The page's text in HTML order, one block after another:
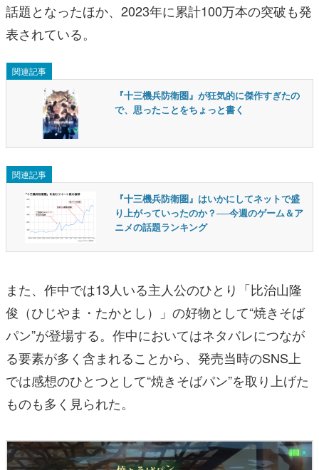
話題となったほか、2023年に累計100万本の突破も発
表されている。
関連記事
『十三機兵防衛圏』が狂気的に傑作すぎたの
で、思ったことをちょっと書く
関連記事
『十三機兵防衛圏』はいかにしてネットで盛
り上がっていったのか？──今週のゲーム＆ア
ニメの話題ランキング
また、作中では13人いる主人公のひとり「比治山隆
俊（ひじやま・たかとし）」の好物として“焼きそば
パン”が登場する。作中においてはネタバレにつなが
る要素が多く含まれることから、発売当時のSNS上
では感想のひとつとして“焼きそばパン”を取り上げた
ものも多く見られた。